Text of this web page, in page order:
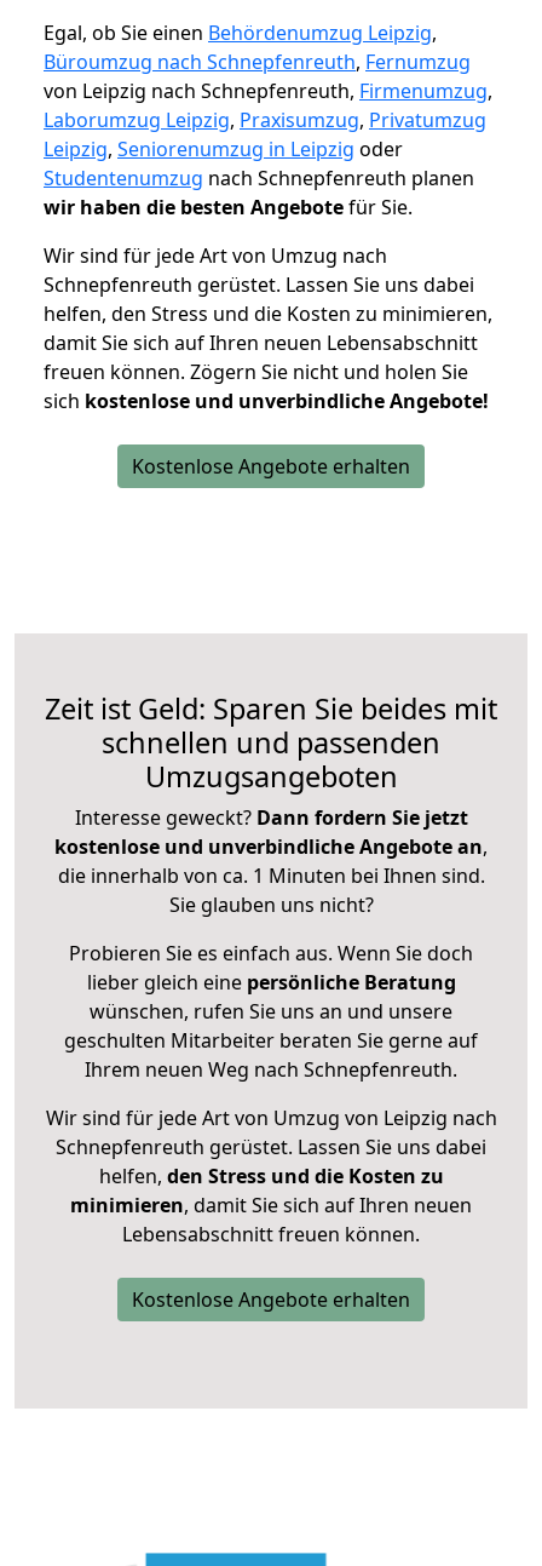
Egal, ob Sie einen Behördenumzug Leipzig,
Büroumzug nach Schnepfenreuth, Fernumzug
von Leipzig nach Schnepfenreuth, Firmenumzug,
Laborumzug Leipzig, Praxisumzug, Privatumzug
Leipzig, Seniorenumzug in Leipzig oder
Studentenumzug nach Schnepfenreuth planen
wir haben die besten Angebotefür Sie.
Wir sind für jede Art von Umzug nach
Schnepfenreuth gerüstet. Lassen Sie uns dabei
helfen, den Stress und die Kosten zu minimieren,
damit Sie sich auf Ihren neuen Lebensabschnitt
freuen können. Zögern Sie nicht und holen Sie
sich kostenlose und unverbindliche Angebote!
Kostenlose Angebote erhalten
Zeit ist Geld: Sparen Sie beides mit
schnellen und passenden
Umzugsangeboten
Interesse geweckt? Dann fordern Sie jetzt
kostenlose und unverbindliche Angebote an,
die innerhalb von ca. 1 Minuten bei Ihnen sind.
Sie glauben uns nicht?
Probieren Sie es einfach aus. Wenn Sie doch
lieber gleich eine persönliche Beratung
wünschen, rufen Sie uns an und unsere
geschulten Mitarbeiter beraten Sie gerne auf
Ihrem neuen Weg nach Schnepfenreuth.
Wir sind für jede Art von Umzug von Leipzig nach
Schnepfenreuth gerüstet. Lassen Sie uns dabei
helfen, den Stress und die Kosten zu
minimieren, damit Sie sich auf Ihren neuen
Lebensabschnitt freuen können.
Kostenlose Angebote erhalten